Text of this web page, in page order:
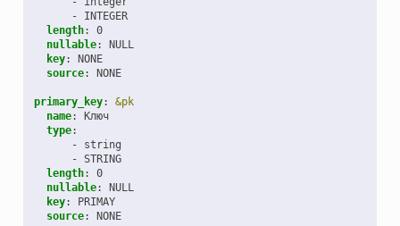
-
INTEGER
length:
0
nullable:
NULL
key:
NONE
source: NONE
primary_key:
&pk
name:
Ключ
type:
-
string
- STRING
length:
0
nullable:
NULL
key:
PRIMAY
source: NONE